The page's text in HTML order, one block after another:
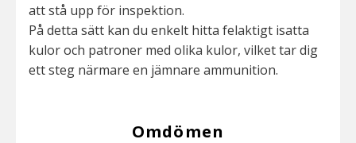
att stå upp för inspektion.
På detta sätt kan du enkelt hitta felaktigt isatta
kulor och patroner med olika kulor, vilket tar dig
ett steg närmare en jämnare ammunition.
Omdömen